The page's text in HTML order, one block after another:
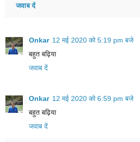
जवाब दें
Onkar 12 मई 2020 को 5:19 pm बजे
बहुत बढ़िया
जवाब दें
Onkar 12 मई 2020 को 6:59 pm बजे
बहुत बढ़िया
जवाब दें